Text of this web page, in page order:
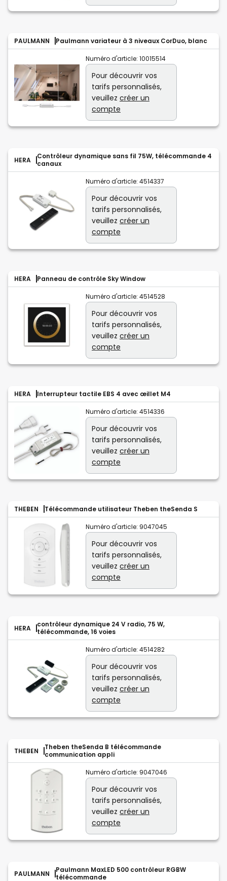
PAULMANN Paulmann variateur à 3 niveaux CorDuo, blanc
Numéro d'article: 10015514
Pour découvrir vos
tarifs personnalisés,
veuillez créer un
compte
HERA
Contrôleur dynamique sans fil 75W, télécommande 4
canaux
Numéro d'article: 4514337
Pour découvrir vos
tarifs personnalisés,
veuillez créer un
compte
HERA Panneau de contrôle Sky Window
Numéro d'article: 4514528
Pour découvrir vos
tarifs personnalisés,
veuillez créer un
compte
HERA Interrupteur tactile EBS 4 avec œillet M4
Numéro d'article: 4514336
Pour découvrir vos
tarifs personnalisés,
veuillez créer un
compte
THEBEN Télécommande utilisateur Theben theSenda S
Numéro d'article: 9047045
Pour découvrir vos
tarifs personnalisés,
veuillez créer un
compte
HERA
contrôleur dynamique 24 V radio, 75 W,
télécommande, 16 voies
Numéro d'article: 4514282
Pour découvrir vos
tarifs personnalisés,
veuillez créer un
compte
THEBEN
Theben theSenda B télécommande
communication appli
Numéro d'article: 9047046
Pour découvrir vos
tarifs personnalisés,
veuillez créer un
compte
PAULMANN
Paulmann MaxLED 500 contrôleur RGBW
télécommande